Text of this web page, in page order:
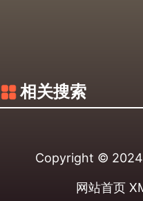
相关搜索
Copyright © 2024
网站首页